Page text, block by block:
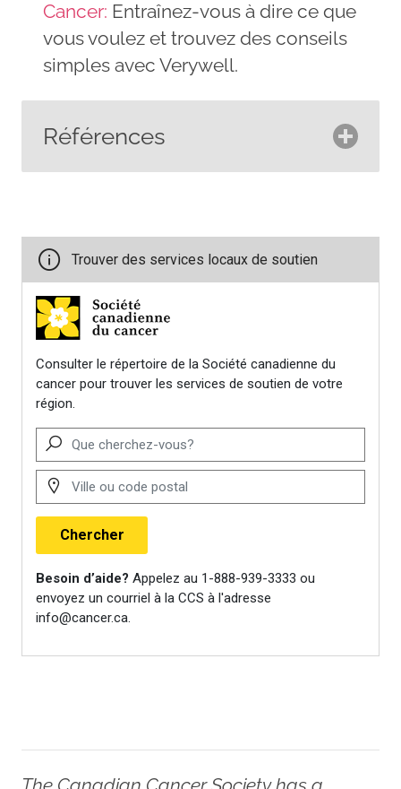
Cancer: Entraînez-vous à dire ce que
vous voulez et trouvez des conseils
simples avec Verywell.
Références
cancer
https://www.cancer.org/cancer/
staging/telling-others-about-
your-cancer.html
Breast Cancer Now. (2018).
your breast cancer
https://breastcancernow.org/
breast-cancer/primary-breast-
cancer/telling-family-and-
friends-about-your-breast-
cancer
Doherty, C. (2024).
someone you have cancer.